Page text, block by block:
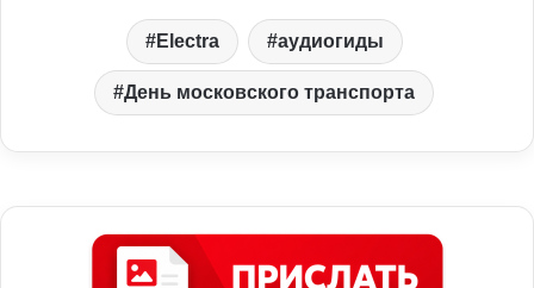
Electra аудиогиды
День московского транспорта